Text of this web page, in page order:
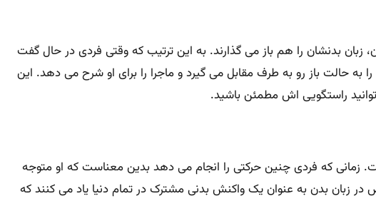
زبان بدنشان را هم باز می گذارند. به این ترتیب که وقتی فردی در حال گفت
باز رو به طرف مقابل می گیرد و ماجرا را برای او شرح می دهد. این
راستگویی اش مطمئن باشید.
زمانی که فردی چنین حرکتی را انجام می دهد بدین معناست که او متوجه
زبان بدن به عنوان یک واکنش بدنی مشترک در تمام دنیا یاد می کنند که